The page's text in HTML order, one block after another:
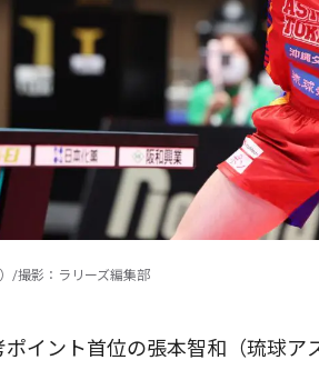
/撮影：ラリーズ編集部
イント首位の張本智和（琉球ア